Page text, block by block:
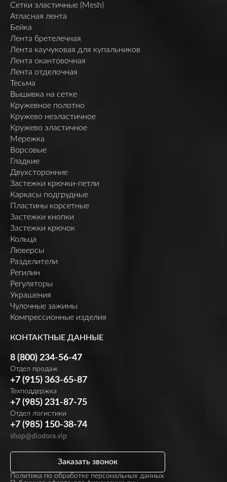
Сетки эластичные (Mesh)
Атласная лента
Бейка
Лента бретелечная
Лента каучуковая для купальников
Лента окантовочная
Лента отделочная
Тесьма
Вышивка на сетке
Кружевное полотно
Кружево неэластичное
Кружево эластичное
Мережка
Ворсовые
Гладкие
Двухсторонние
Застежки крючки-петли
Каркасы подгрудные
Пластины корсетные
Застежки кнопки
Застежки крючок
Кольца
Люверсы
Разделители
Регилин
Регуляторы
Украшения
Чулочные зажимы
Компрессионные изделия
КОНТАКТНЫЕ ДАННЫЕ
8 (800) 234-56-47
Отдел продаж
+7 (915) 363-65-87
Техподдержка
+7 (985) 231-87-75
Отдел логистики
+7 (985) 150-38-74
shop@diodora.vip
Политика по обработке персональных данных
Заказать звонок